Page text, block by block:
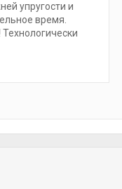
упругости и
время.